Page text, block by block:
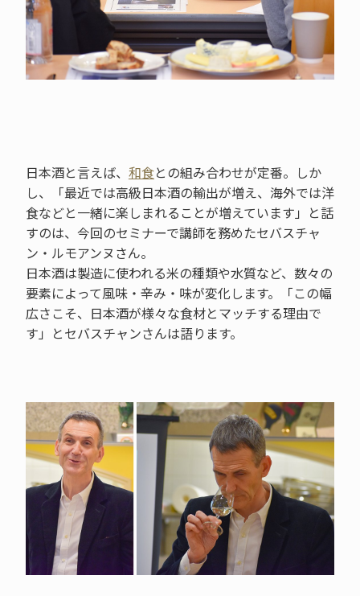
日本酒と言えば、 和食との組み合わせが定番。しか
し、「最近では高級日本酒の輸出が増え、海外では洋
食などと一緒に楽しまれることが増えています」と話
すのは、今回のセミナーで講師を務めたセバスチャ
ン・ルモアンヌさん。
日本酒は製造に使われる米の種類や水質など、数々の
要素によって風味・辛み・味が変化します。「この幅
広さこそ、日本酒が様々な食材とマッチする理由で
す」とセバスチャンさんは語ります。